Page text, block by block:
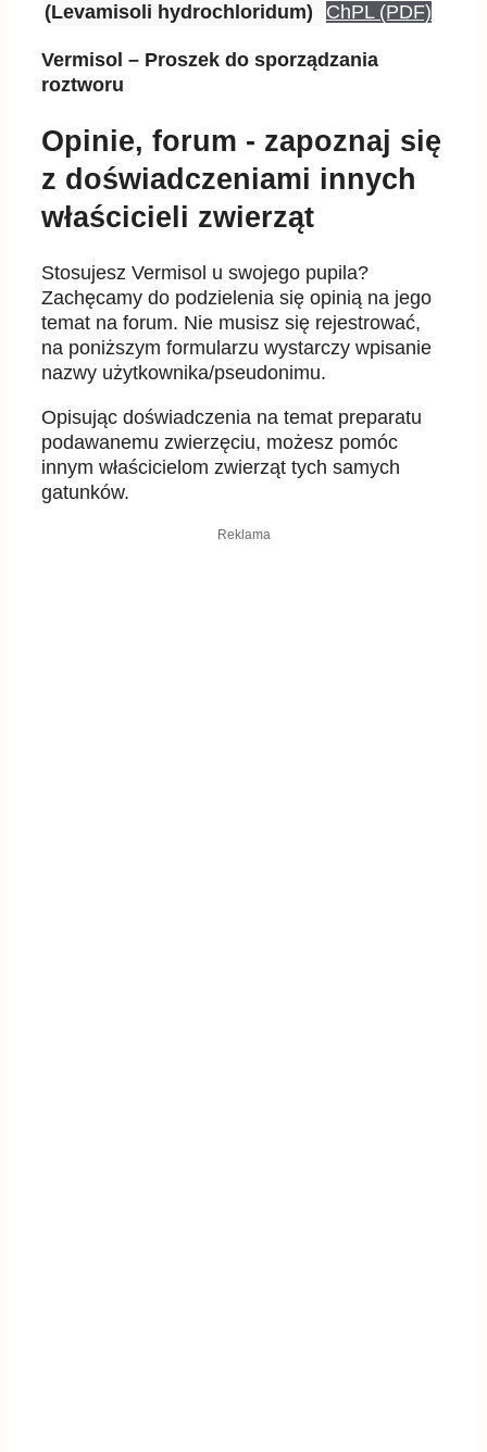
(Levamisoli hydrochloridum)
ChPL (PDF)
Vermisol – Proszek do sporządzania
roztworu
Opinie, forum - zapoznaj się
z doświadczeniami innych
właścicieli zwierząt
Stosujesz Vermisol u swojego pupila?
Zachęcamy do podzielenia się opinią na jego
temat na forum. Nie musisz się rejestrować,
na poniższym formularzu wystarczy wpisanie
nazwy użytkownika/pseudonimu.
Opisując doświadczenia na temat preparatu
podawanemu zwierzęciu, możesz pomóc
innym właścicielom zwierząt tych samych
gatunków.
Reklama